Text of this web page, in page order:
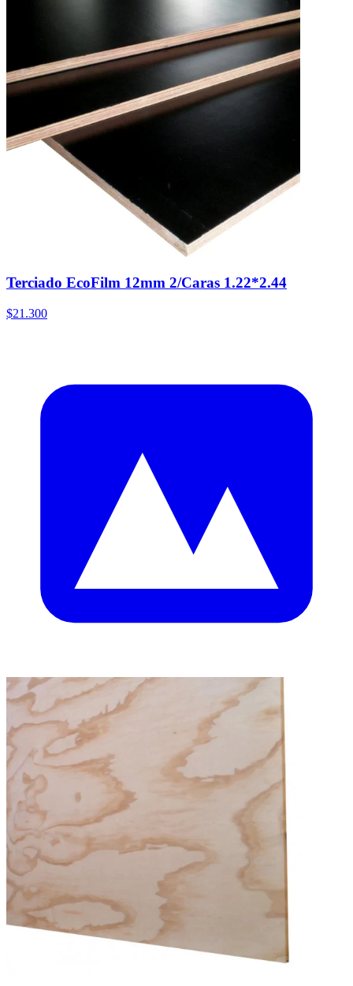
Terciado EcoFilm 12mm 2/Caras 1.22*2.44
$21.300